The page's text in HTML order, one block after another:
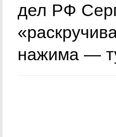
дел РФ
нажима —